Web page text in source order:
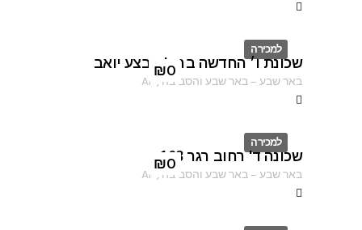
למכירה
ID
₪0
שכונת ו׳ החדשה ברח' מבצע יואב
באר שבע–באר שבע והסביבה ,
AF
למכירה
ID
₪0
שכונה ד' רחוב רגר 163
באר שבע–באר שבע והסביבה ,
AF